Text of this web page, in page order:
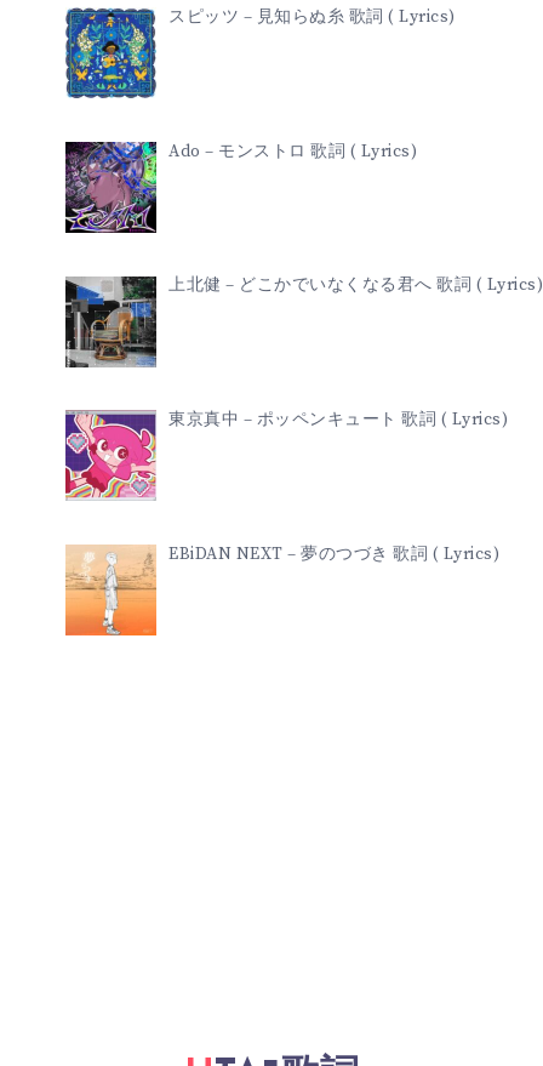
スピッツ – 見知らぬ糸 歌詞 ( Lyrics)
Ado – モンストロ 歌詞 ( Lyrics)
上北健 – どこかでいなくなる君へ 歌詞 ( Lyrics)
東京真中 – ポッペンキュート 歌詞 ( Lyrics)
EBiDAN NEXT – 夢のつづき 歌詞 ( Lyrics)